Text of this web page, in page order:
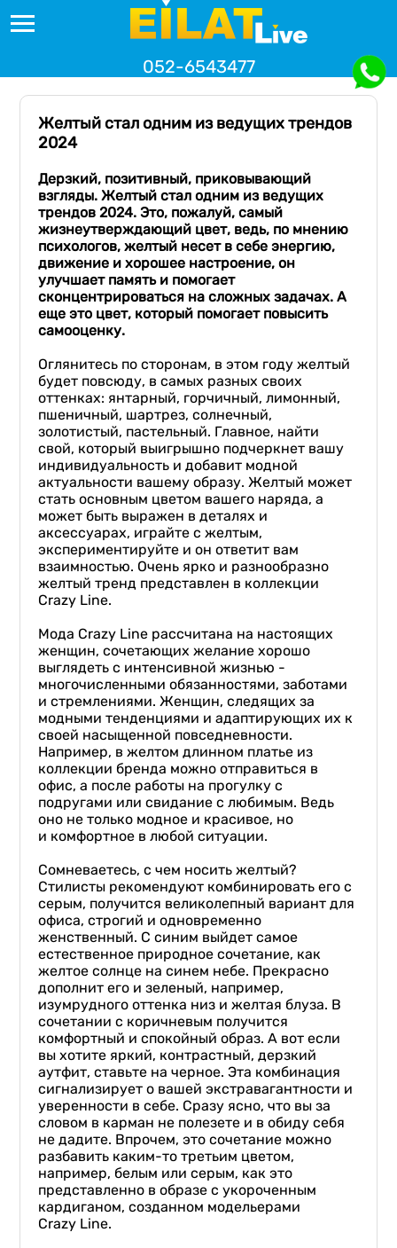
052-6543477
Желтый стал одним из ведущих трендов
2024
Дерзкий, позитивный, приковывающий
взгляды. Желтый стал одним из ведущих
трендов2024. Это, пожалуй, самый
жизнеутверждающий цвет, ведь, по мнению
психологов, желтый несет в себе энергию,
движение и хорошее настроение, он
улучшает память и помогает
сконцентрироваться на сложных задачах. А
еще это цвет, который помогает повысить
самооценку.
Оглянитесь по сторонам, в этом году желтый
будет повсюду, в самых разных своих
оттенках: янтарный, горчичный, лимонный,
пшеничный, шартрез, солнечный,
золотистый, пастельный. Главное, найти
свой, который выигрышно подчеркнет вашу
индивидуальность и добавит модной
актуальности вашему образу. Желтый может
стать основным цветом вашего наряда, а
может быть выражен в деталях и
аксессуарах, играйте с желтым,
экспериментируйте и он ответит вам
взаимностью. Очень ярко и разнообразно
желтый тренд представлен в коллекции
Crazy Line.
Мода Crazy Line рассчитана на настоящих
женщин, сочетающих желание хорошо
выглядеть с интенсивной жизнью -
многочисленными обязанностями, заботами
и стремлениями. Женщин, следящих за
модными тенденциями и адаптирующих их к
своей насыщенной повседневности.
Например, в желтом длинном платье из
коллекции бренда можно отправиться в
офис, а после работы на прогулку с
подругами или свидание с любимым. Ведь
оно не только модное и красивое, но
и комфортное в любой ситуации.
Сомневаетесь, с чем носить желтый?
Стилисты рекомендуют комбинировать его с
серым, получится великолепный вариант для
офиса, строгий и одновременно
женственный. С синим выйдет самое
естественное природное сочетание, как
желтое солнце на синем небе. Прекрасно
дополнит его и зеленый, например,
изумрудного оттенка низ и желтая блуза. В
сочетании с коричневым получится
комфортный и спокойный образ. А вот если
вы хотите яркий, контрастный, дерзкий
аутфит, ставьте на черное. Эта комбинация
сигнализирует о вашей экстравагантности и
уверенности в себе. Сразу ясно, что вы за
словом в карман не полезете и в обиду себя
не дадите. Впрочем, это сочетание можно
разбавить каким-то третьим цветом,
например, белым или серым, как это
представленно в образе с укороченным
кардиганом, созданном модельерами
Crazy Line.